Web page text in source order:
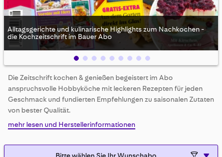
Alltagsgerichte und kulinarische Highlights zum Nachkochen -
die Kochzeitschrift im Bauer Abo
to
the
beginning
of
images
Die Zeitschrift kochen & genießen begeistert im Abo
anspruchsvolle Hobbyköche mit leckeren Rezepten für jeden
Geschmack und fundierten Empfehlungen zu saisonalen Zutaten
von bester Qualität.
mehr lesen und Herstellerinformationen